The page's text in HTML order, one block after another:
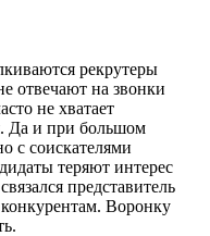
рекрутеры
отвечают на звонки
не хватает
Да и при большом
с соискателями
теряют интерес
представитель
Воронку